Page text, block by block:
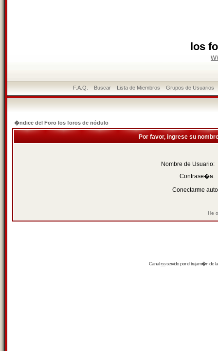
los
F.A.Q. Buscar Lista de Miembros Grupos de Usuarios
�ndice del Foro los foros de nódulo
Por favor, ingrese su
Nombre de Usuario:
Contrase�a:
Conectarme
He
Canalrssservido por eltrujam�nde